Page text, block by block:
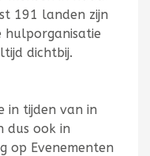
191 landen zijn
hulporganisatie
dichtbij.
in tijden van in
dus ook in
op Evenementen